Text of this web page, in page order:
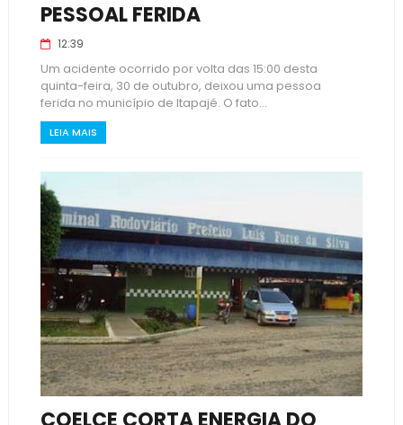
PESSOAL FERIDA
12:39
Um acidente ocorrido por volta das 15:00 desta
quinta-feira, 30 de outubro, deixou uma pessoa
ferida no município de Itapajé. O fato...
LEIA MAIS